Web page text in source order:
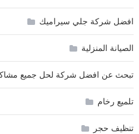
افضل شركة جلي سيراميك
الصيانة المنزلية
تبحث عن افضل شركة لحل جميع
تلميع رخام
تنظيف حجر